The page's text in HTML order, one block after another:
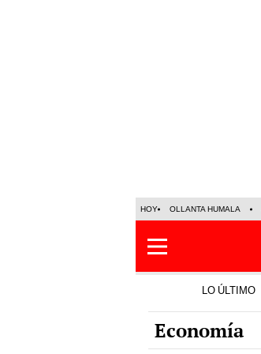
HOY OLLANTA HUMALA
LO ÚLTIMO
Economía